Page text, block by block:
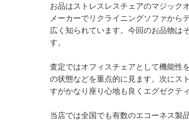
お品はストレスレスチェアのマジック
メーカーでリクライニングソファから
広く知られています。今回のお品物は
す。
査定ではオフィスチェアとして機能性
の状態などを重点的に見ます。次にス
すがかなり座り心地も良くエグゼクテ
当店では全国でも有数のエコーネス製